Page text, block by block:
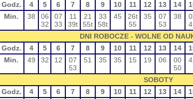
Godz.
4 5 6 7 8 9 10 11 12 13 14
Min.
38
06
32
07
33
11
39t
21
55t
33
58t
45
26t
55
35
07
53
38
DNI ROBOCZE - WOLNE OD
Godz.
4 5 6 7 8 9 10 11 12 13 14
Min.
49 32 12
07
53
51 35 35 15 19 06
00
50
SOBOTY
Godz.
4 5 6 7 8 9 10 11 12 13 14